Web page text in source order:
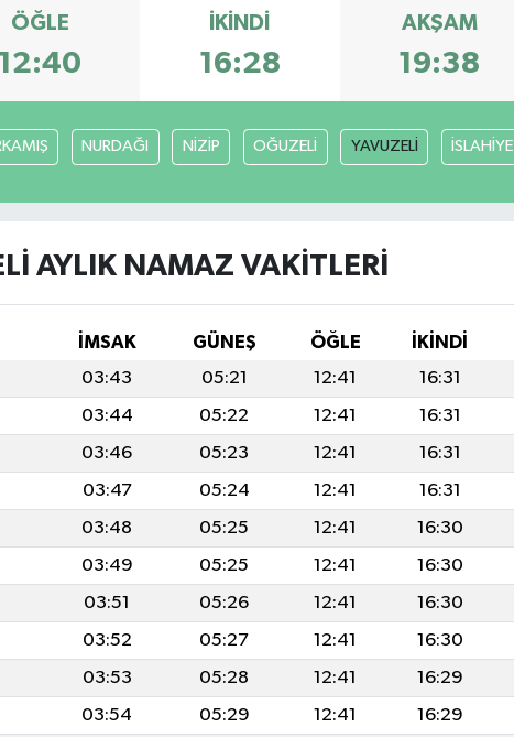
ÖĞLE
12:40
İKINDI
16:28
AKŞAM
19:38
NURDAĞI NİZİP OĞUZELİ YAVUZELİ İSLAHİYE
AYLIK NAMAZ VAKITLERI
İMSAK GÜNEŞ ÖĞLE İKINDI
03:43 05:21 12:41 16:31
03:44 05:22 12:41 16:31
03:46 05:23 12:41 16:31
03:47 05:24 12:41 16:31
03:48 05:25 12:41 16:30
03:49 05:25 12:41 16:30
03:51 05:26 12:41 16:30
03:52 05:27 12:41 16:30
03:53 05:28 12:41 16:29
03:54 05:29 12:41 16:29